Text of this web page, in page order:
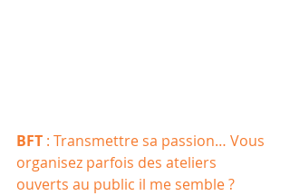
BFT : Transmettre sa passion… Vous
organisez parfois des ateliers
ouverts au public il me semble ?